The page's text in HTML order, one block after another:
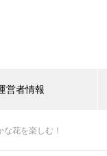
営者情報
花を楽しむ！